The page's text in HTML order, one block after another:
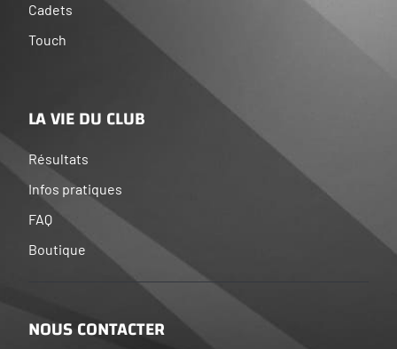
Cadets
Touch
LA VIE DU CLUB
Résultats
Infos pratiques
FAQ
Boutique
NOUS CONTACTER